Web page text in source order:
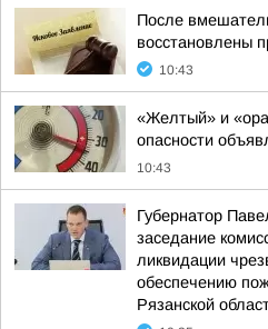
После
восстановлены
10:43
«Желтый» и
опасности
10:43
Губернатор
заседание
ликвидации
обеспечению
Рязанской